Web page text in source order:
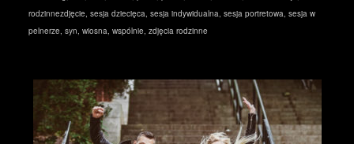
rodzinnezdjęcie, sesja dziecięca, sesja indywidualna, sesja portretowa, sesja w
pelnerze, syn, wiosna, wspólnie, zdjęcia rodzinne